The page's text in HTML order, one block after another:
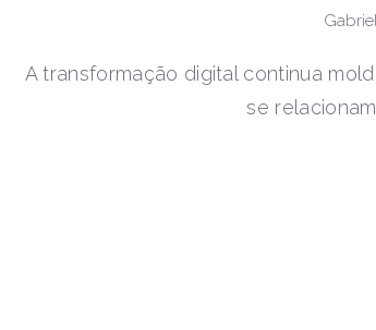
A transformação digital continua
se